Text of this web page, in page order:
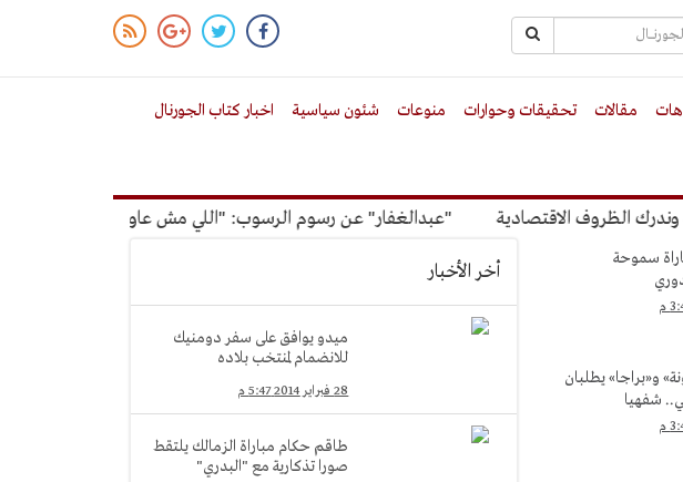
مقالات تحقيقات وحوارات منوعات شئون سياسية اخبار كتاب الجورنال
الظروف الاقتصادية "عبدالغفار" عن رسوم الرسوب: "اللي مش عاوز يتعلم ملوش مجانية"
سموحة
و«براجا» يطلبان
شفهيا
أخر الأخبار
ميدو يوافق على سفر دومنيك
للانضمام لمنتخب بلاده
28 فبراير 2014 5:47 م
طاقم حكام مباراة الزمالك يلتقط
صورا تذكارية مع "البدري"